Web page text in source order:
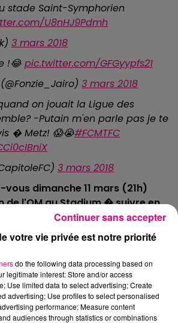
Saint-Symphorien
U8nHJ9Pdmh
3 mars 2018
!😂 pic.twitter.com/GFGyypfs21
3 mars 2018
on jouait la Ligue des
-Putain m'en parle pas je te
� Metz! 😱😭#FCMTFC
3 mars 2018
dimanche 11 mars (21h)
l'OM au Stadium � suivre en
sur�Toulouse FM�et au
la�
TeamTFC et le�
Capitole
�arthur@toulouse.fm
votre vie privée est notre priorité
do the following data processing based on
legitimate interest: Store and/or access
Use limited data to select advertising; Create
advertising; Use profiles to select personalised
performance; Measure content
audiences through statistics or combinations
Continuer sans accepter